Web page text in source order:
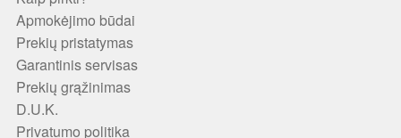
Apmokėjimo būdai
Prekių pristatymas
Garantinis servisas
Prekių grąžinimas
D.U.K.
Privatumo politika